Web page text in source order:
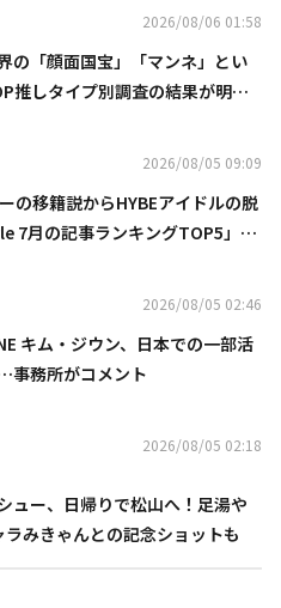
2026/08/06 01:58
の「顔面国宝」「マンネ」とい
推しタイプ別調査の結果が明ら
2026/08/05 09:09
の移籍説からHYBEアイドルの脱
7月の記事ランキングTOP5」を
2026/08/05 02:46
キム・ジウン、日本での一部活
事務所がコメント
2026/08/05 02:18
ュー、日帰りで松山へ！足湯や
みきゃんとの記念ショットも